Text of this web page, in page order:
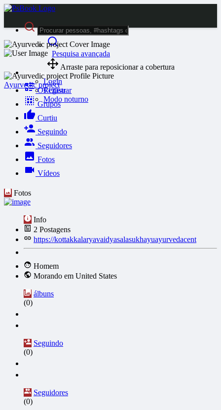
Pesquisa avançada
Visitante
Login
Registrar
Modo noturno
Arraste para reposicionar a cobertura
Ayurvedic project
Oś czasu
Grupos
Curtiu
Seguindo
Seguidores
Fotos
Vídeos
Fotos
Info
2 Postagens
https://kottakkalaryavaidyasalasukhayuayurvedacent
Homem
Morando em United States
álbuns
(0)
Seguindo
(0)
Seguidores
(0)